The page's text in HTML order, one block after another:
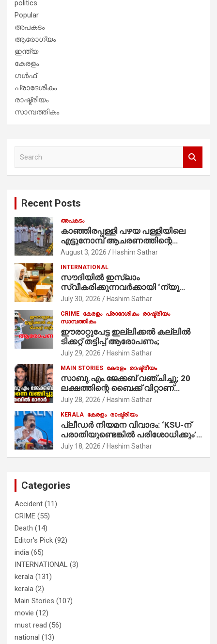
politics
Popular
അപകടം
ആരോഗ്യം
ഇന്ത്യ
കേരളം
ഗൾഫ്
പ്രാദേശികം
രാഷ്ട്രീയം
സാമ്പത്തികം
Recent Posts
അപകടം
കാഞ്ഞിരപ്പള്ളി പഴയ പള്ളിയിലെ
എട്ടുനോമ്പ് ആചരണത്തിന്റെ
ഭാഗമായുള്ള പന്തലിന്റെ കാൽനാട്ട്
കുര്യൻ താമരശ്ശേരി
നിർവഹിക്കുന്നു.
August 3, 2026 Hashim Sathar
INTERNATIONAL
സൗദിയില്‍ ഇസ്‌ലാം
സ്വീകരിക്കുന്നവര്‍ക്കായി ‘ന്യൂ
മുസ്ലിം’ ഡിജിറ്റല്‍ കാര്‍ഡ് സേവനം
July 30, 2026 Hashim Sathar
CRIME കേരളം പ്രാദേശികം രാഷ്ട്രീയം
സാമ്പത്തികം
ഈരാറ്റുപേട്ട ഇല്ലിക്കൽ കല്ലിൽ
ടിക്കറ്റ് തട്ടിപ്പ് ആരോപണം;
July 29, 2026 Hashim Sathar
MAIN STORIES കേരളം രാഷ്ട്രീയം
സാബു.എം.ജേക്കബ് വഞ്ചിച്ചു; 20
ലക്ഷത്തിന്റെ ബൈക്ക് വിറ്റാണ്
തൃക്കാക്കരയില്‍ മത്സരിച്ചത്!
മാത്രമാണ് ഉണ്ടായിരുന്നത്;
സാബുവിന്റേത് വ്യക്തിപരമായ
നേട്ടത്തിനുള്ള പാര്‍ട്ടി; ഇപ്പോള്‍
ഫോണ്‍ വിളിച്ചാല്‍ എടുക്കില്ല;
തിരഞ്ഞെടുപ്പിലെ ദുരനുഭവങ്ങള്‍
July 28, 2026 Hashim Sathar
KERALA കേരളം രാഷ്ട്രീയം
പ്ലീഡർ നിയമന വിവാദം: ‘KSU-ന്
പരാതിയുണ്ടെങ്കിൽ പരിശോധിക്കും’;
രമേശ് ചെന്നിത്തല
July 18, 2026 Hashim Sathar
Categories
Accident (11)
CRIME (55)
Death (14)
Editor's Pick (92)
india (65)
INTERNATIONAL (3)
kerala (131)
kerala (2)
Main Stories (107)
movie (12)
must read (56)
national (13)